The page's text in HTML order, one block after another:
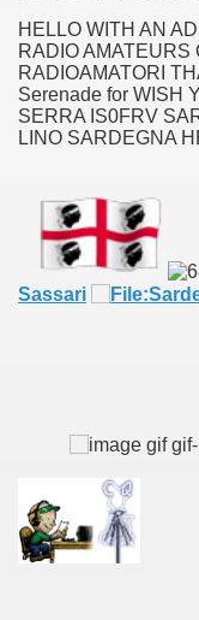
HELLO WITH AN
RADIO AMATEURS
RADIOAMATORI
Serenade for WISH
SERRA IS0FRV
LINO SARDEGNA
Sassari
d'arte libro